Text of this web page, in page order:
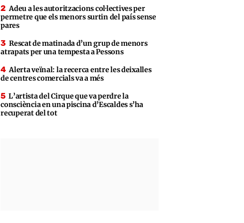
Adeu a les autoritzacions col·lectives per
permetre que els menors surtin del país sense
pares
Rescat de matinada d’un grup de menors
atrapats per una tempesta a Pessons
Alerta veïnal: la recerca entre les deixalles
de centres comercials va a més
L’artista del Cirque que va perdre la
consciència en una piscina d’Escaldes s’ha
recuperat del tot